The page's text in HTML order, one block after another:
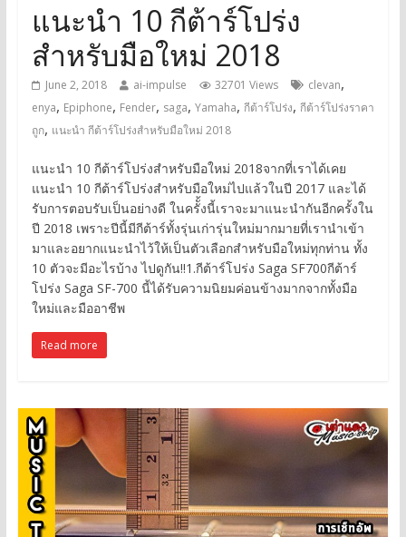
แนะนำ 10 กีต้าร์โปร่ง
สำหรับมือใหม่ 2018
June 2, 2018 ai-impulse 32701 Views clevan,
enya, Epiphone, Fender, saga, Yamaha, กีต้าร์โปร่ง, กีต้าร์โปร่งราคา
ถูก, แนะนำ กีต้าร์โปร่งสำหรับมือใหม่ 2018
แนะนำ 10 กีต้าร์โปร่งสำหรับมือใหม่ 2018จากที่เราได้เคย
แนะนำ 10 กีต้าร์โปร่งสำหรับมือใหม่ไปแล้วในปี 2017 และได้
รับการตอบรับเป็นอย่างดี ในครัั้งนี้เราจะมาแนะนำกันอีกครั้งใน
ปี 2018 เพราะปีนี้มีกีต้าร์ทั้งรุ่นเก่ารุ่นใหม่มากมายที่เรานำเข้า
มาและอยากแนะนำไว้ให้เป็นตัวเลือกสำหรับมือใหม่ทุกท่าน ทั้ง
10 ตัวจะมีอะไรบ้าง ไปดูกัน!!1.กีต้าร์โปร่ง Saga SF700กีต้าร์
โปร่ง Saga SF-700 นี้ได้รับความนิยมค่อนข้างมากจากทั้งมือ
ใหม่และมืออาชีพ
Read more